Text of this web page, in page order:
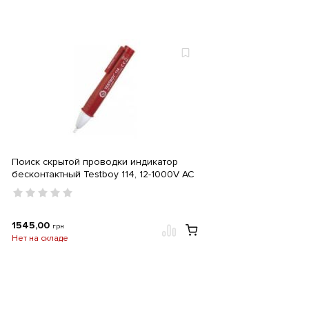
Поиск скрытой проводки индикатор
бесконтактный Testboy 114, 12-1000V AC
1545,00 грн
Нет на складе